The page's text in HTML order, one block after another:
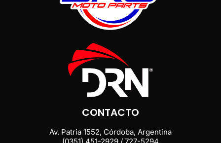
CONTACTO
Av. Patria 1552, Córdoba, Argentina
(0351) 451-2929 / 727-5294